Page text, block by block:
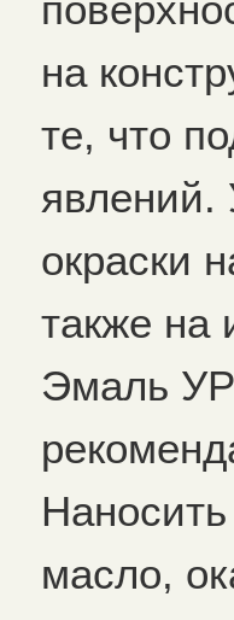
на
те, что
явлений.
окраски
также на
Эмаль
масло,